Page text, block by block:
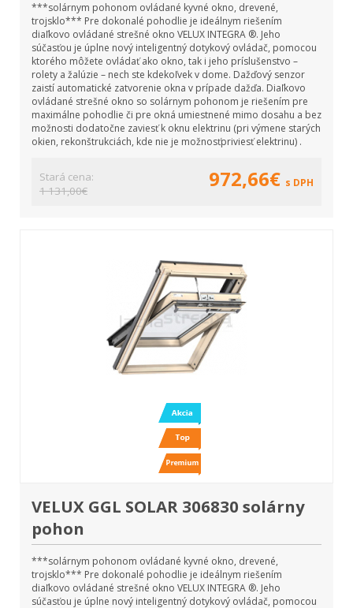
***solárnym pohonom ovládané kyvné okno, drevené,
trojsklo*** Pre dokonalé pohodlie je ideálnym riešením
diaľkovo ovládané strešné okno VELUX INTEGRA ®. Jeho
súčasťou je úplne nový inteligentný dotykový ovládač, pomocou
ktorého môžete ovládať ako okno, tak i jeho príslušenstvo –
rolety a žalúzie – nech ste kdekoľvek v dome. Dažďový senzor
zaistí automatické zatvorenie okna v prípade dažďa. Diaľkovo
ovládané strešné okno so solárnym pohonom je riešením pre
maximálne pohodlie či pre okná umiestnené mimo dosahu a bez
možnosti dodatočne zaviesť k oknu elektrinu (pri výmene starých
okien, rekonštrukciách, kde nie je možnosťpriviesť elektrinu) .
Stará cena:
1 131,00€
972,66€ s DPH
VELUX GGL SOLAR 306830 solárny
pohon
***solárnym pohonom ovládané kyvné okno, drevené,
trojsklo*** Pre dokonalé pohodlie je ideálnym riešením
diaľkovo ovládané strešné okno VELUX INTEGRA ®. Jeho
súčasťou je úplne nový inteligentný dotykový ovládač, pomocou